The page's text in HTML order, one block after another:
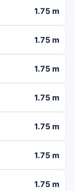
1.75 m
1.75 m
1.75 m
1.75 m
1.75 m
1.75 m
1.75 m